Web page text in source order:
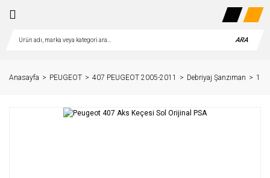
ARA
Anasayfa PEUGEOT 407 PEUGEOT 2005-2011 Debriyaj Şanzıman 1.6